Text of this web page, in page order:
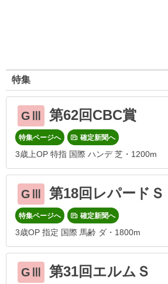
特集
GⅢ 第62回CBC賞
特集ページへ 確定新聞へ
3歳上OP 特指 国際 ハンデ 芝・1200m
GⅢ 第18回レパードＳ
特集ページへ 確定新聞へ
3歳OP 指定 国際 馬齢 ダ・1800m
GⅢ 第31回エルムＳ